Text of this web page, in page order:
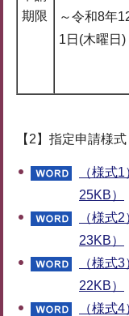
期限
～令和8年
1日(木曜日)
【2】指定申請様式
（様式
25KB）
（様式
23KB）
（様式
22KB）
（様式